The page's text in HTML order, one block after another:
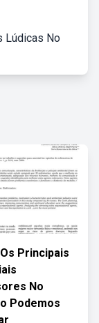
Lúdicas No
Principais
No
Podemos